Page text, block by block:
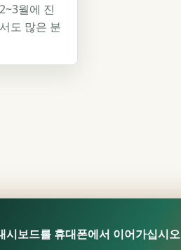
월에 진
도 많은 분
시보드를 휴대폰에서 이어가십시오